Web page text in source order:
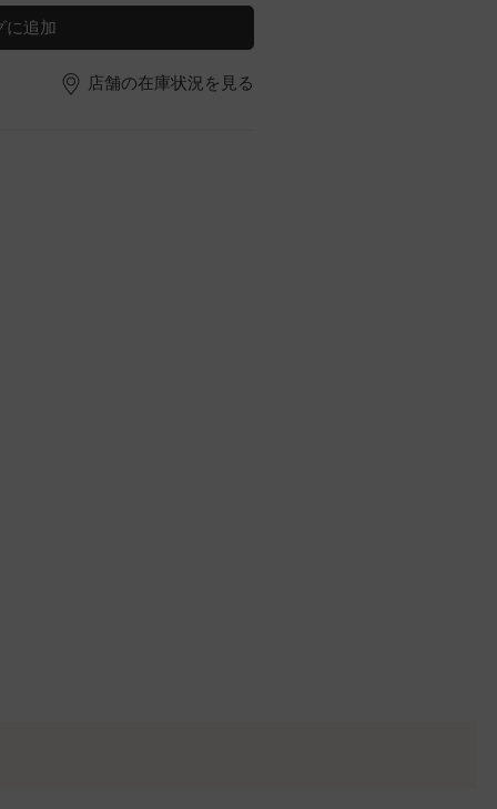
に追加
店舗の在庫状況を見る